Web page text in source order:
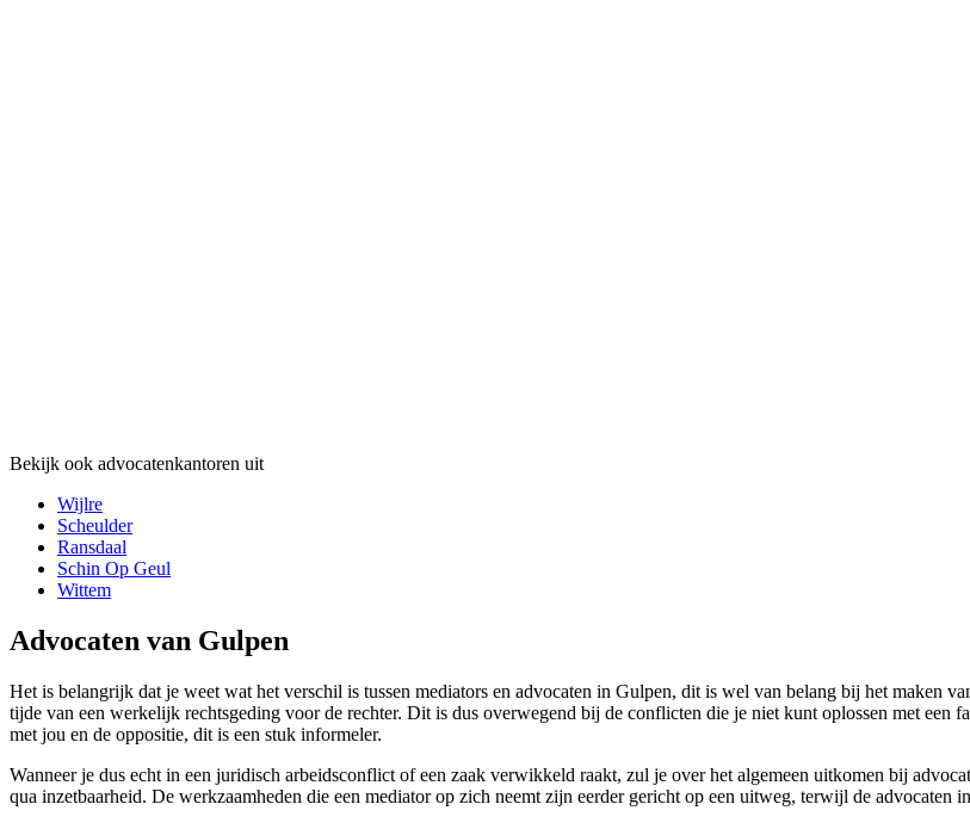
Bekijk ook advocatenkantoren uit
Wijlre
Scheulder
Ransdaal
Schin Op Geul
Wittem
Advocaten van Gulpen
Het is belangrijk dat je weet wat het verschil is tussen mediators en advocaten in Gulpen, dit is wel van belang bij het maken
tijde van een werkelijk rechtsgeding voor de rechter. Dit is dus overwegend bij de conflicten die je niet kunt oplossen met een
met jou en de oppositie, dit is een stuk informeler.
Wanneer je dus echt in een juridisch arbeidsconflict of een zaak verwikkeld raakt, zul je over het algemeen uitkomen bij
qua inzetbaarheid. De werkzaamheden die een mediator op zich neemt zijn eerder gericht op een uitweg, terwijl de advocaten